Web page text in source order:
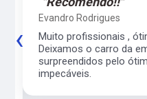
Evandro Rodrigues
Muito profissionais ,
Deixamos o carro da
surpreendidos pelo
impecáveis.
‹